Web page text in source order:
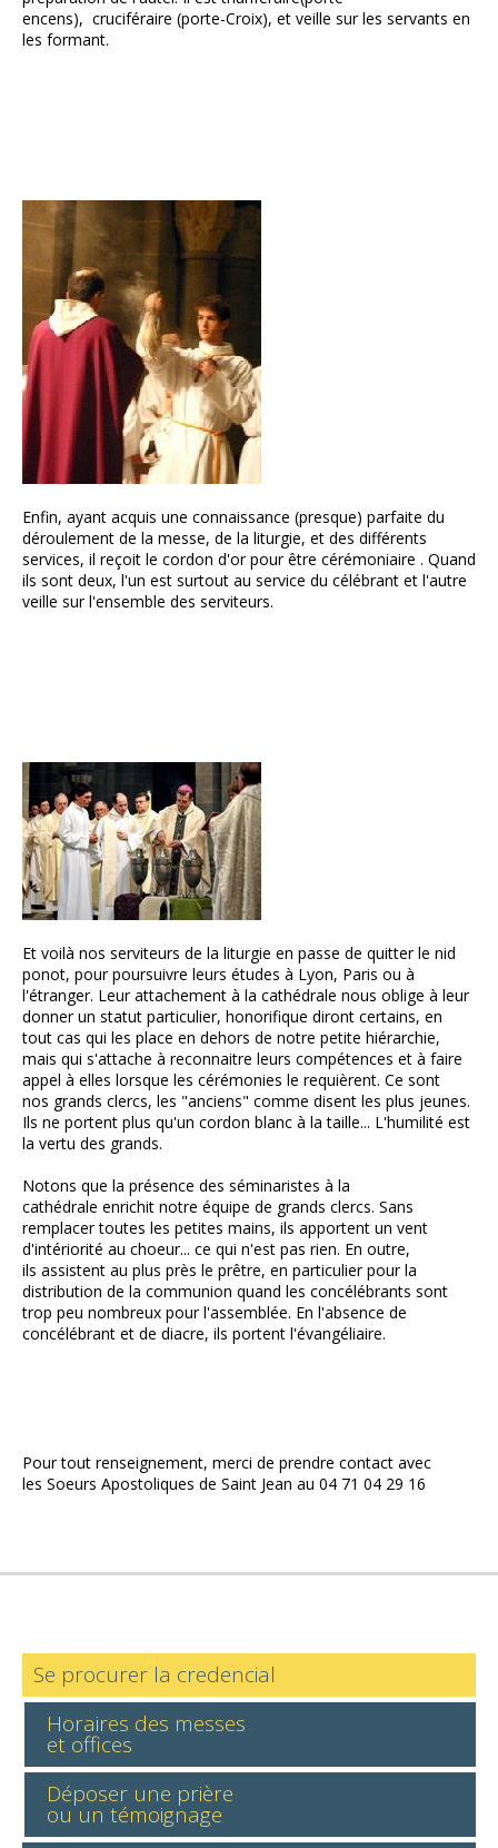
encens), cruciféraire (porte-Croix), et veille sur les servants en
les formant.
Enfin, ayant acquis une connaissance (presque) parfaite du
déroulement de la messe, de la liturgie, et des différents
services, il reçoit le cordon d'or pour être cérémoniaire . Quand
ils sont deux, l'un est surtout au service du célébrant et l'autre
veille sur l'ensemble des serviteurs.
Et voilà nos serviteurs de la liturgie en passe de quitter le nid
ponot, pour poursuivre leurs études à Lyon, Paris ou à
l'étranger. Leur attachement à la cathédrale nous oblige à leur
donner un statut particulier, honorifique diront certains, en
tout cas qui les place en dehors de notre petite hiérarchie,
mais qui s'attache à reconnaitre leurs compétences et à faire
appel à elles lorsque les cérémonies le requièrent. Ce sont
nos grands clercs, les "anciens" comme disent les plus jeunes.
Ils ne portent plus qu'un cordon blanc à la taille... L'humilité est
la vertu des grands.
Notons que la présence des séminaristes à la
cathédrale enrichit notre équipe de grands clercs. Sans
remplacer toutes les petites mains, ils apportent un vent
d'intériorité au choeur... ce qui n'est pas rien. En outre,
ils assistent au plus près le prêtre, en particulier pour la
distribution de la communion quand les concélébrants sont
trop peu nombreux pour l'assemblée. En l'absence de
concélébrant et de diacre, ils portent l'évangéliaire.
Pour tout renseignement, merci de prendre contact avec
les Soeurs Apostoliques de Saint Jean au 04 71 04 29 16
Se procurer la credencial
Horaires des messes
et offices
Déposer une prière
ou un témoignage